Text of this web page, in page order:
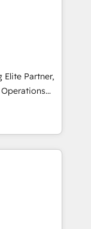
a identificar
te dará.
connected
process,
revenue
and data
marketing,
framework
to help
Elite Partner,
in
design,
user
to
With 500+
ensures your